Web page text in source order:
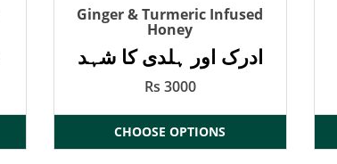
Ginger & Turmeric Infused
Honey
ادرک اور ہلدی کا شہد
Rs 3000
CHOOSE OPTIONS